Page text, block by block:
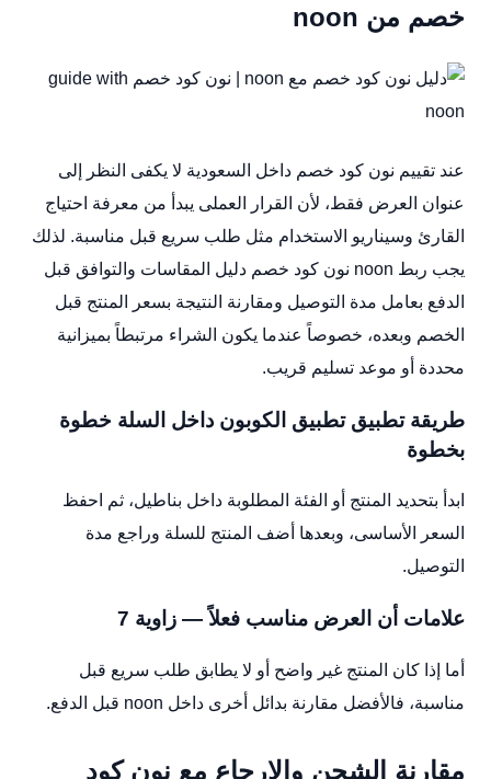
خصم من noon
عند تقييم نون كود خصم داخل السعودية لا يكفى النظر إلى
عنوان العرض فقط، لأن القرار العملى يبدأ من معرفة احتياج
القارئ وسيناريو الاستخدام مثل طلب سريع قبل مناسبة. لذلك
يجب ربط noon نون كود خصم دليل المقاسات والتوافق قبل
الدفع بعامل مدة التوصيل ومقارنة النتيجة بسعر المنتج قبل
الخصم وبعده، خصوصاً عندما يكون الشراء مرتبطاً بميزانية
محددة أو موعد تسليم قريب.
طريقة تطبيق تطبيق الكوبون داخل السلة خطوة
بخطوة
ابدأ بتحديد المنتج أو الفئة المطلوبة داخل بناطيل، ثم احفظ
السعر الأساسى، وبعدها أضف المنتج للسلة وراجع مدة
التوصيل.
علامات أن العرض مناسب فعلاً — زاوية 7
أما إذا كان المنتج غير واضح أو لا يطابق طلب سريع قبل
مناسبة، فالأفضل مقارنة بدائل أخرى داخل noon قبل الدفع.
مقارنة الشحن والإرجاع مع نون كود